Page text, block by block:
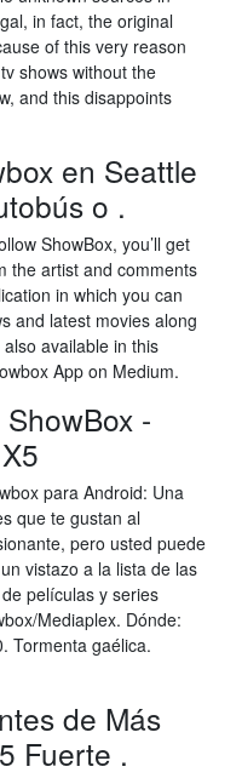
in fact, the original
of this very reason
shows without the
and this disappoints
en Seattle
o .
ShowBox, you’ll get
the artist and comments
in which you can
and latest movies along
available in this
App on Medium.
-
para Android: Una
que te gustan al
pero usted puede
vistazo a la lista de las
películas y series
Mediaplex. Dónde:
Tormenta gaélica.
de Más
Fuerte .